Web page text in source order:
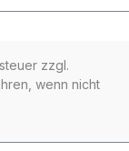
zzgl.
wenn nicht